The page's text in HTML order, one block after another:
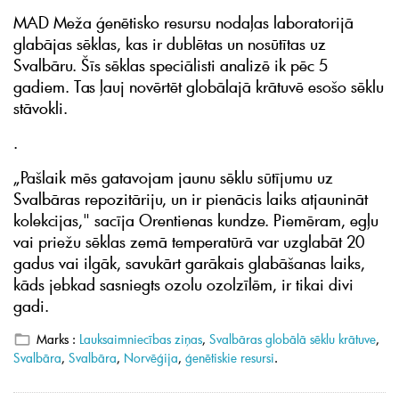
MAD Meža ģenētisko resursu nodaļas laboratorijā
glabājas sēklas, kas ir dublētas un nosūtītas uz
Svalbāru. Šīs sēklas speciālisti analizē ik pēc 5
gadiem. Tas ļauj novērtēt globālajā krātuvē esošo sēklu
stāvokli.
.
„Pašlaik mēs gatavojam jaunu sēklu sūtījumu uz
Svalbāras repozitāriju, un ir pienācis laiks atjaunināt
kolekcijas," sacīja Orentienas kundze. Piemēram, egļu
vai priežu sēklas zemā temperatūrā var uzglabāt 20
gadus vai ilgāk, savukārt garākais glabāšanas laiks,
kāds jebkad sasniegts ozolu ozolzīlēm, ir tikai divi
gadi.
Marks : Lauksaimniecības ziņas, Svalbāras globālā sēklu krātuve,
Svalbāra, Svalbāra, Norvēģija, ģenētiskie resursi.